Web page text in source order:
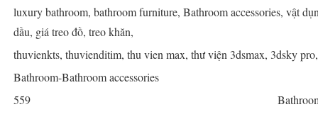
luxury bathroom, bathroom furniture, Bathroom accessories, vật
dầu, giá treo đồ, treo khăn,
thuvienkts, thuvienditim, thu vien max, thư viện 3dsmax, 3dsky
Bathroom-Bathroom accessories
559